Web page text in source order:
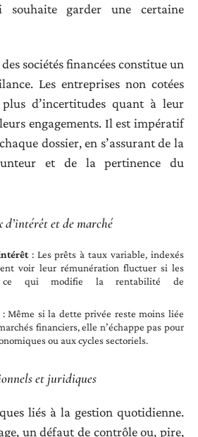
souhaite garder une certaine
sociétés financées constitue un
Les entreprises non cotées
d’incertitudes quant à leur
engagements. Il est impératif
dossier, en s’assurant de la
et de la pertinence du
d’intérêt et de marché
: Les prêts à taux variable, indexés
voir leur rémunération fluctuer si les
ce qui modifie la rentabilité de
: Même si la dette privée reste moins liée
financiers, elle n’échappe pas pour
ou aux cycles sectoriels.
et juridiques
liés à la gestion quotidienne.
un défaut de contrôle ou, pire,